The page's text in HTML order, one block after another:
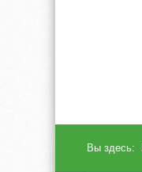
Вы здесь: